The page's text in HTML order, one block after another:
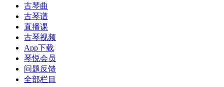
古琴曲
古琴谱
直播课
古琴视频
App下载
琴悦会员
问题反馈
全部栏目